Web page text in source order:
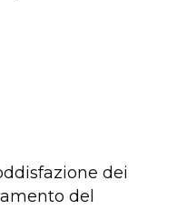
dei
del